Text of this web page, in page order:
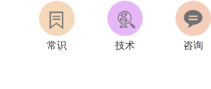
常识 技术 咨询